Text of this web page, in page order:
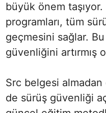
büyük önem
programları, tüm
geçmesini sağlar.
güvenliğini artırmış
Src belgesi
de sürüş güvenliği